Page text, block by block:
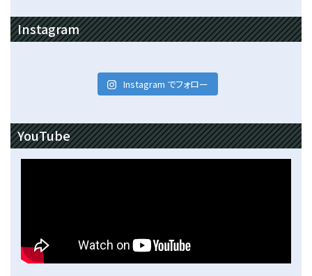
Instagram
Instagram でフォロー
YouTube